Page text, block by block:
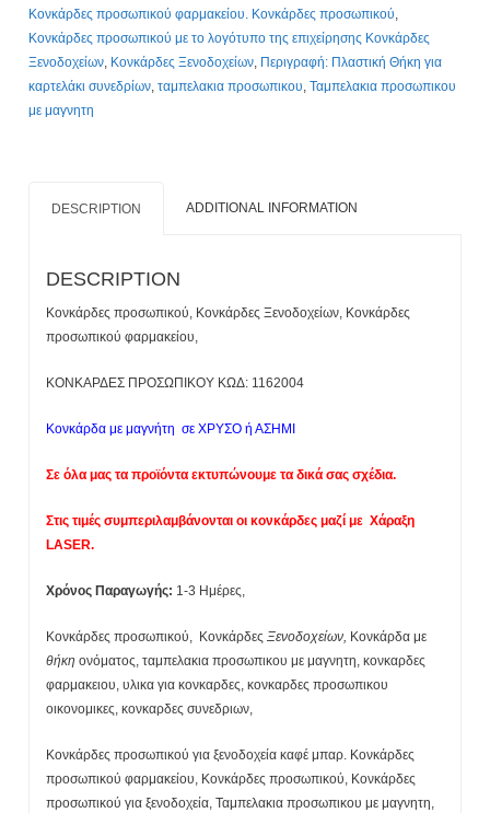
Κονκάρδες προσωπικού φαρμακείου. Κονκάρδες προσωπικού,
Κονκάρδες προσωπικού με τo λογότυπο της επιχείρησης Κονκάρδες
Ξενοδοχείων, Κονκάρδες Ξενοδοχείων, Περιγραφή: Πλαστική Θήκη για
καρτελάκι συνεδρίων,ταμπελακια προσωπικου,Ταμπελακια προσωπικου
με μαγνητη
DESCRIPTION ADDITIONAL INFORMATION
DESCRIPTION
Κονκάρδες προσωπικού, Κονκάρδες Ξενοδοχείων, Κονκάρδες
προσωπικού φαρμακείου,
ΚΟΝΚΑΡΔΕΣ ΠΡΟΣΩΠΙΚΟΥ ΚΩΔ: 1162004
Κονκάρδα με μαγνήτη σε ΧΡΥΣΟ ή ΑΣΗΜΙ
Σε όλα μας τα προϊόντα εκτυπώνουμε τα δικά σας σχέδια.
Στις τιμές συμπεριλαμβάνονται οι κονκάρδες μαζί με Χάραξη
LASER.
Χρόνος Παραγωγής: 1-3 Ημέρες,
Κονκάρδες προσωπικού, ΚονκάρδεςΞενοδοχείων, Κονκάρδα με
θήκη ονόματος, ταμπελακια προσωπικου με μαγνητη, κονκαρδες
φαρμακειου, υλικα για κονκαρδες, κονκαρδες προσωπικου
οικονομικες, κονκαρδες συνεδριων,
Κονκάρδες προσωπικού για ξενοδοχεία καφέ μπαρ. Κονκάρδες
προσωπικού φαρμακείου, Κονκάρδες προσωπικού, Κονκάρδες
προσωπικού για ξενοδοχεία, Ταμπελακια προσωπικου με μαγνητη,